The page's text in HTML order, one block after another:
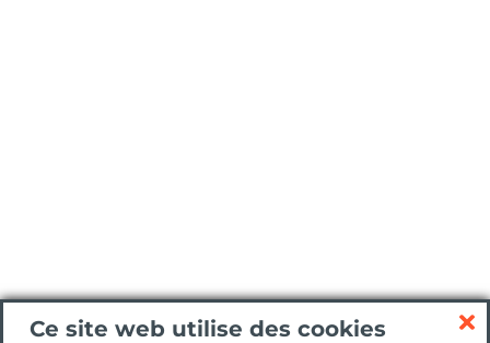
Ce site web utilise des cookies